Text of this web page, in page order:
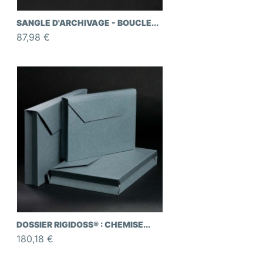
SANGLE D'ARCHIVAGE - BOUCLE...
87,98 €
DOSSIER RIGIDOSS® : CHEMISE...
180,18 €